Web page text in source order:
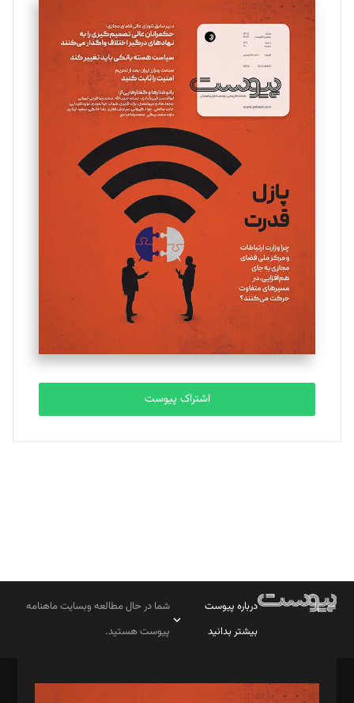
سروش کرمیان
تحریریه
مینا پاکدل
یسنا امان‌پور
تحریریه
ملینا جعفری
تحریریه
مصطفی مسجدی آرانی
تحریریه
بابک نقاش
تحریریه
اشتراک پیوست
درباره پیوست
بیشتر بدانید
شما در حال مطالعه وبسایت ماهنامه
پیوست هستید.
مدیر مسئول: محمدباقر اثنی‌عشری